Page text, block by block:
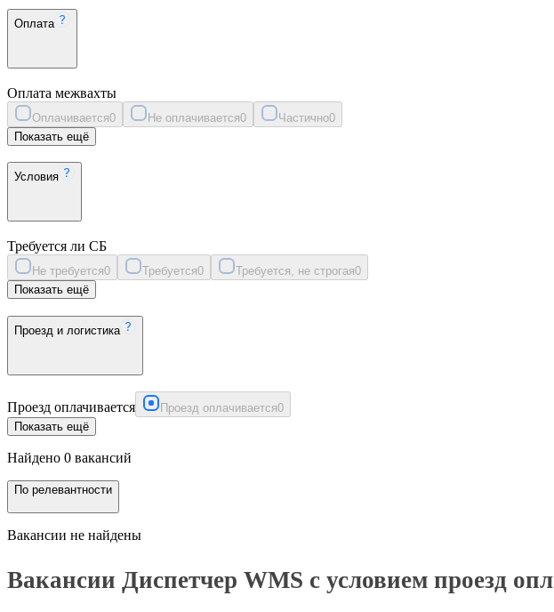
Оплата
Оплата межвахты
Оплачивается0 Не оплачивается0 Частично0
Показать ещё
Условия
Требуется ли СБ
Не требуется0 Требуется0 Требуется, не строгая0
Показать ещё
Проезд и логистика
Проезд оплачивается Проезд оплачивается0
Показать ещё
Найдено 0 вакансий
По релевантности
Вакансии не найдены
Вакансии Диспетчер WMS с условием проезд